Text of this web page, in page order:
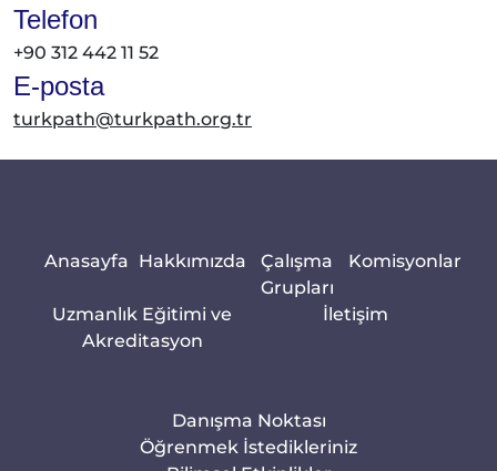
Telefon
+90 312 442 11 52
E-posta
turkpath@turkpath.org.tr
Anasayfa Hakkımızda
Çalışma
Grupları
Komisyonlar
Uzmanlık Eğitimi ve
Akreditasyon
İletişim
Danışma Noktası
Öğrenmek İstedikleriniz